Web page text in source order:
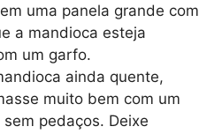
uma panela grande com
a mandioca esteja
um garfo.
ainda quente,
muito bem com um
pedaços. Deixe